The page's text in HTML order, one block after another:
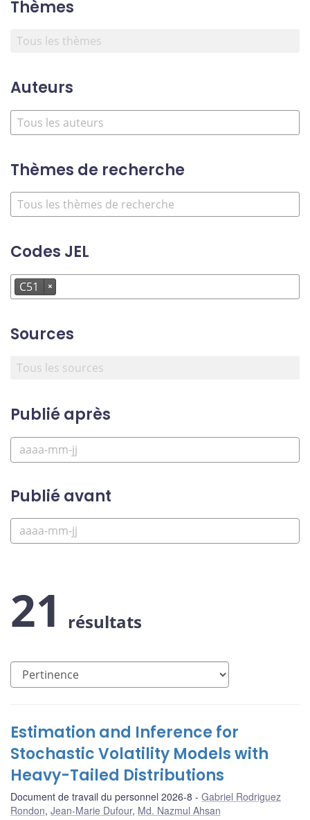
Thèmes
Auteurs
Thèmes de recherche
Codes JEL
C51 ×
Sources
Publié après
Publié avant
21 résultats
Estimation and Inference for
Stochastic Volatility Models with
Heavy-Tailed Distributions
Document de travail du personnel 2026-8
Gabriel Rodriguez
Rondon, Jean-Marie Dufour, Md. Nazmul Ahsan